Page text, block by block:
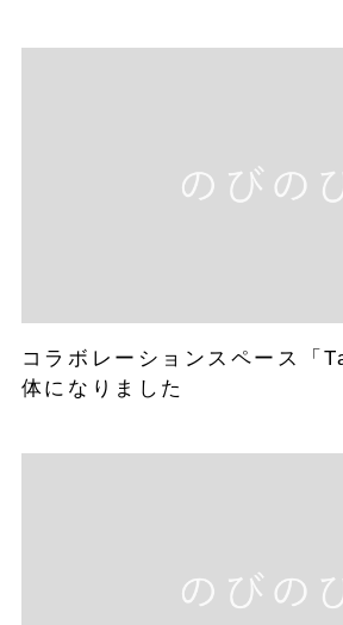
コラボレーションスペース「
体になりました